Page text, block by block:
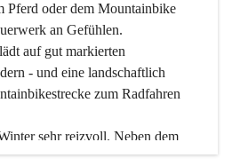
Pferd oder dem Mountainbike
an Gefühlen.
auf gut markierten
- und eine landschaftlich
zum Radfahren
sehr reizvoll. Neben dem
dem nahe gelegenen Unterberg